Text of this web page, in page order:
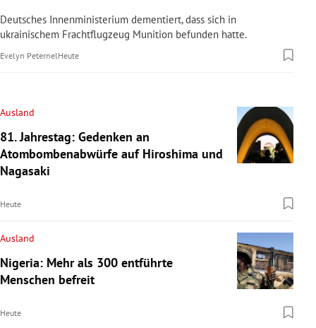
Deutsches Innenministerium dementiert, dass sich in
ukrainischem Frachtflugzeug Munition befunden hatte.
Evelyn Peternel Heute
Ausland
81. Jahrestag: Gedenken an
Atombombenabwürfe auf Hiroshima und
Nagasaki
Heute
Ausland
Nigeria: Mehr als 300 entführte
Menschen befreit
Heute